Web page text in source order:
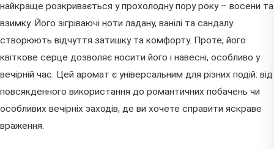
найкраще розкривається у прохолодну пору року – восени та
взимку. Його зігріваючі ноти ладану, ванілі та сандалу
створюють відчуття затишку та комфорту. Проте, його
квіткове серце дозволяє носити його і навесні, особливо у
вечірній час. Цей аромат є універсальним для різних подій: від
повсякденного використання до романтичних побачень чи
особливих вечірніх заходів, де ви хочете справити яскраве
враження.